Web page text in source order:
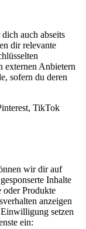
auch abseits
dir relevante
externen Anbietern
sofern du deren
TikTok
wir dir auf
Inhalte
oder Produkte
anzeigen
setzen
ein: